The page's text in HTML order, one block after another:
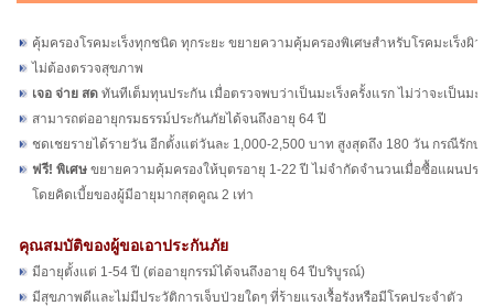
คุ้มครองโรคมะเร็งทุกชนิด ทุกระยะ ขยายความคุ้มครองพิเศษสำหรับโรคมะเร็งผิวห
ไม่ต้องตรวจสุขภาพ
เจอ จ่าย สด ทันทีเต็มทุนประกัน เมื่อตรวจพบว่าเป็นมะเร็งครั้งแรก ไม่ว่าจะเป็นมะเร็
สามารถต่ออายุกรมธรรม์ประกันภัยได้จนถึงอายุ 64 ปี
ชดเชยรายได้รายวัน อีกตั้งแต่วันละ 1,000-2,500 บาท สูงสุดถึง 180 วัน กรณีรักษ
ฟรี! พิเศษ ขยายความคุ้มครองให้บุตรอายุ 1-22 ปี ไม่จำกัดจำนวนเมื่อซื้อแผนประ
โดยคิดเบี้ยของผู้มีอายุมากสุดคูณ 2 เท่า
คุณสมบัติของผู้ขอเอาประกันภัย
มีอายุตั้งแต่ 1-54 ปี (ต่ออายุกรรม์ได้จนถึงอายุ 64 ปีบริบูรณ์)
มีสุขภาพดีและไม่มีประวัติการเจ็บป่วยใดๆ ที่ร้ายแรงเรื้อรังหรือมีโรคประจำตัว